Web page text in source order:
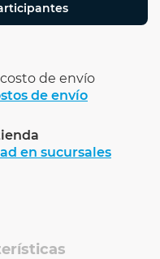
de envío
de envío
en sucursales